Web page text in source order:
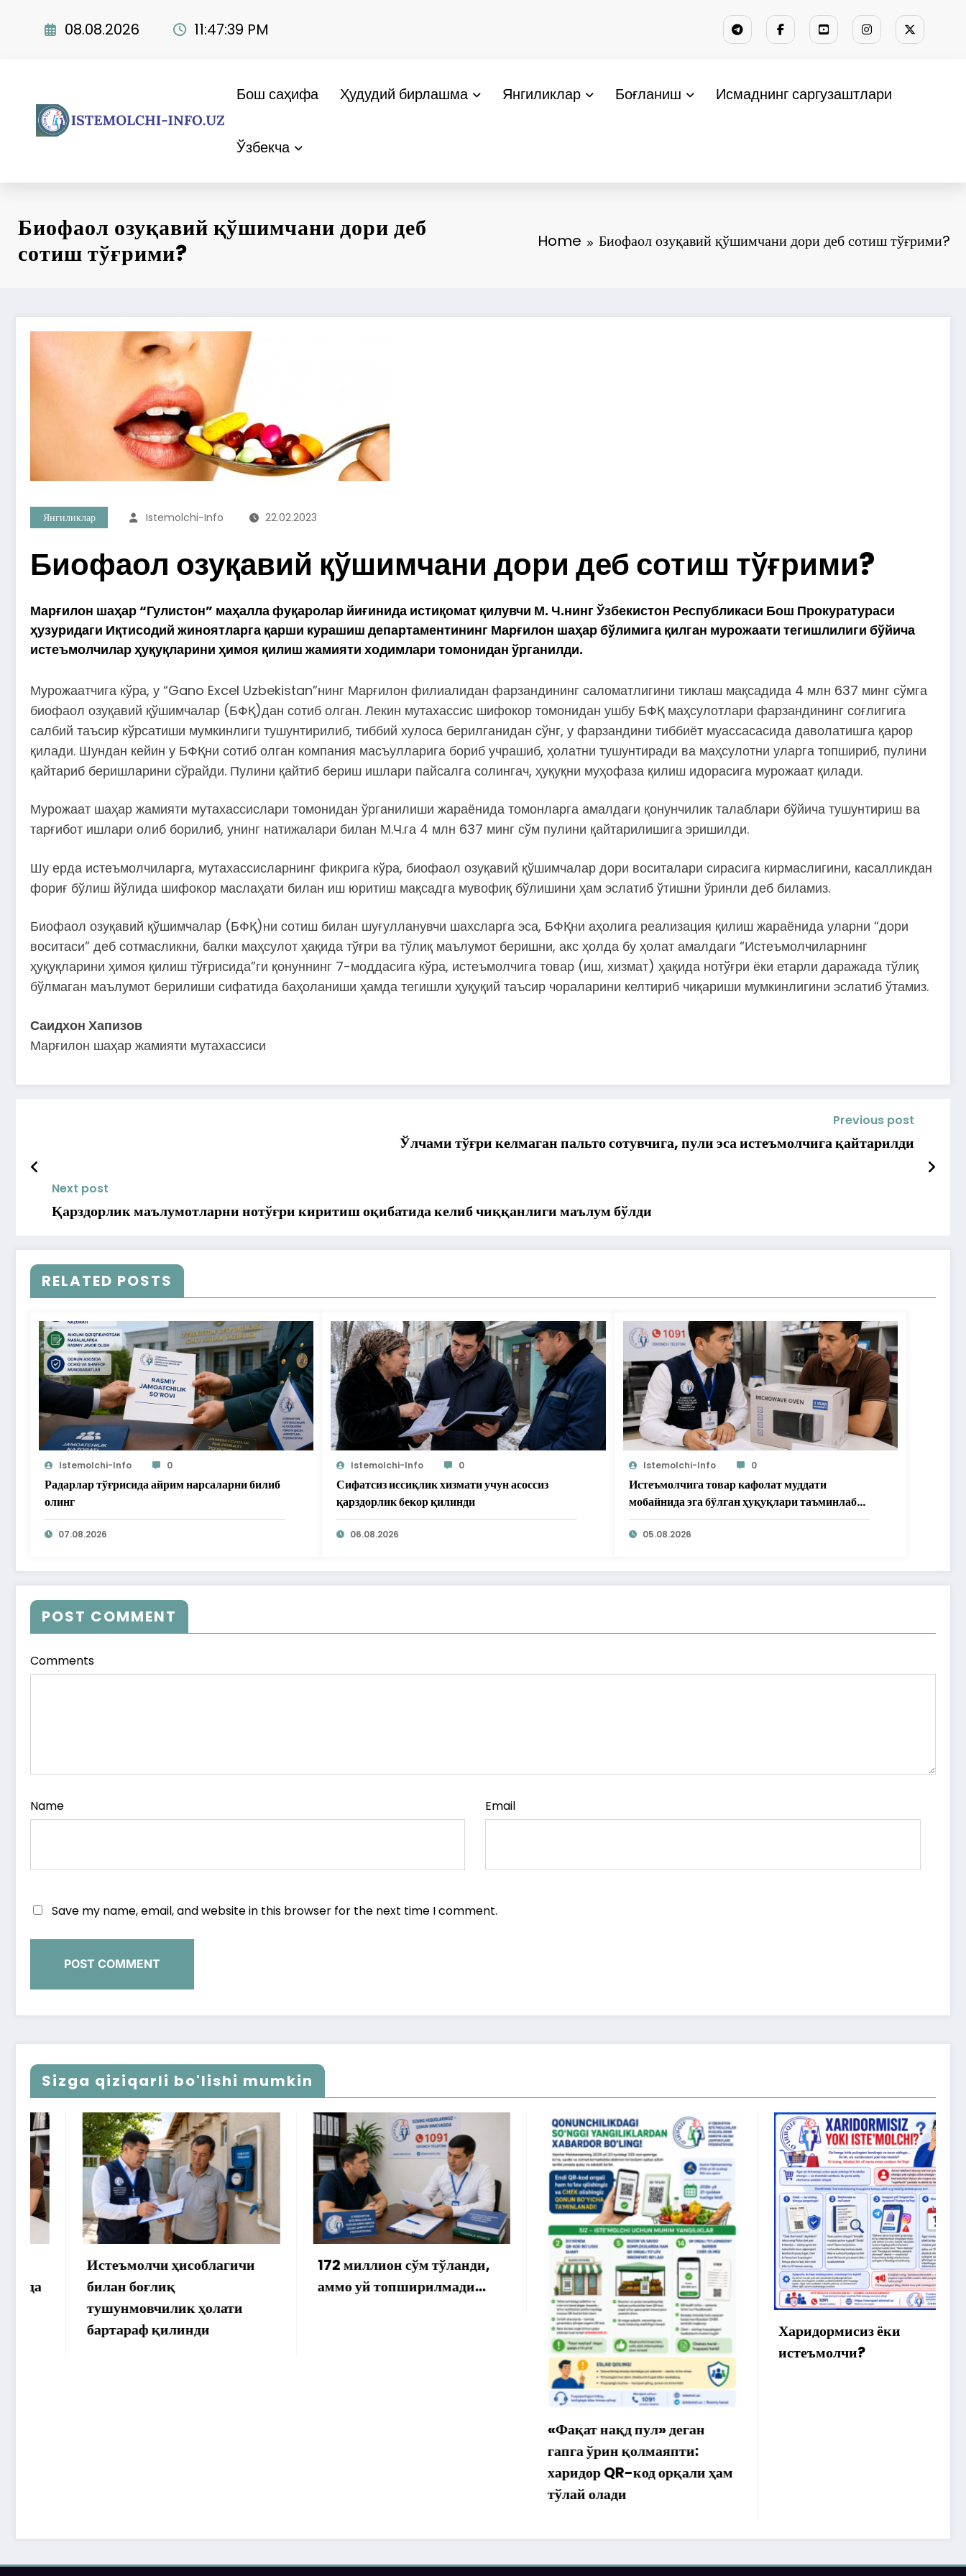
08.08.2026 11:47:40 PM
Бош саҳифа Ҳудудий бирлашма Янгиликлар Боғланиш Исмаднинг саргузаштлари
Ўзбекча
Биофаол озуқавий қўшимчани дори деб
сотиш тўғрими?
Home Биофаол озуқавий қўшимчани дори деб сотиш тўғрими?
Янгиликлар Istemolchi-Info 22.02.2023
Биофаол озуқавий қўшимчани дори деб сотиш тўғрими?
Марғилон шаҳар “Гулистон” маҳалла фуқаролар йиғинида истиқомат қилувчи М. Ч.нинг Ўзбекистон Республикаси Бош Прокуратураси
ҳузуридаги Иқтисодий жиноятларга қарши курашиш департаментининг Марғилон шаҳар бўлимига қилган мурожаати тегишлилиги бўйича
истеъмолчилар ҳуқуқларини ҳимоя қилиш жамияти ходимлари томонидан ўрганилди.
Мурожаатчига кўра, у “Gano Excel Uzbekistan”нинг Марғилон филиалидан фарзандининг саломатлигини тиклаш мақсадида 4 млн 637 минг сўмга
биофаол озуқавий қўшимчалар (БФҚ)дан сотиб олган. Лекин мутахассис шифокор томонидан ушбу БФҚ маҳсулотлари фарзандининг соғлигига
салбий таъсир кўрсатиши мумкинлиги тушунтирилиб, тиббий хулоса берилганидан сўнг, у фарзандини тиббиёт муассасасида даволатишга қарор
қилади. Шундан кейин у БФҚни сотиб олган компания масъулларига бориб учрашиб, ҳолатни тушунтиради ва маҳсулотни уларга топшириб, пулини
қайтариб беришларини сўрайди. Пулини қайтиб бериш ишлари пайсалга солингач, ҳуқуқни муҳофаза қилиш идорасига мурожаат қилади.
Мурожаат шаҳар жамияти мутахассислари томонидан ўрганилиши жараёнида томонларга амалдаги қонунчилик талаблари бўйича тушунтириш ва
тарғибот ишлари олиб борилиб, унинг натижалари билан М.Ч.га 4 млн 637 минг сўм пулини қайтарилишига эришилди.
Шу ерда истеъмолчиларга, мутахассисларнинг фикрига кўра, биофаол озуқавий қўшимчалар дори воситалари сирасига кирмаслигини, касалликдан
фориғ бўлиш йўлида шифокор маслаҳати билан иш юритиш мақсадга мувофиқ бўлишини ҳам эслатиб ўтишни ўринли деб биламиз.
Биофаол озуқавий қўшимчалар (БФҚ)ни сотиш билан шуғулланувчи шахсларга эса, БФҚни аҳолига реализация қилиш жараёнида уларни “дори
воситаси” деб сотмасликни, балки маҳсулот ҳақида тўғри ва тўлиқ маълумот беришни, акс ҳолда бу ҳолат амалдаги “Истеъмолчиларнинг
ҳуқуқларини ҳимоя қилиш тўғрисида”ги қонуннинг 7-моддасига кўра, истеъмолчига товар (иш, хизмат) ҳақида нотўғри ёки етарли даражада тўлиқ
бўлмаган маълумот берилиши сифатида баҳоланиши ҳамда тегишли ҳуқуқий таъсир чораларини келтириб чиқариши мумкинлигини эслатиб ўтамиз.
Саидхон Хапизов
Марғилон шаҳар жамияти мутахассиси
Previous post
Ўлчами тўғри келмаган пальто сотувчига, пули эса истеъмолчига қайтарилди
Next post
Қарздорлик маълумотларни нотўғри киритиш оқибатида келиб чиққанлиги маълум бўлди
RELATED POSTS
Istemolchi-Info 0
Радарлар тўғрисида айрим нарсаларни билиб
олинг
07.08.2026
Istemolchi-Info 0
Сифатсиз иссиқлик хизмати учун асоссиз
қарздорлик бекор қилинди
06.08.2026
Istemolchi-Info 0
Истеъмолчига товар кафолат муддати
мобайнида эга бўлган ҳуқуқлари таъминлаб
берилди
05.08.2026
POST COMMENT
Comments
Name Email
Save my name, email, and website in this browser for the next time I comment.
Sizga qiziqarli bo'lishi mumkin
Истеъмолчи ҳисоблагичи
билан боғлиқ
тушунмовчилик ҳолати
бартараф қилинди
172 миллион сўм тўланди,
аммо уй топширилмади…
«Фақат нақд пул» деган
гапга ўрин қолмаяпти:
харидор QR-код орқали ҳам
тўлай олади
Харидормисиз ёки
истеъмолчи?